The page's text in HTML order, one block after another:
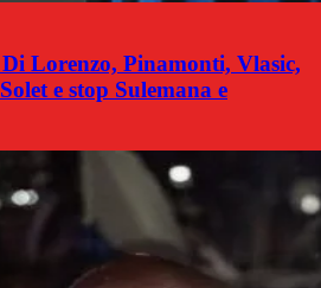
Lorenzo, Pinamonti, Vlasic,
e stop Sulemana e